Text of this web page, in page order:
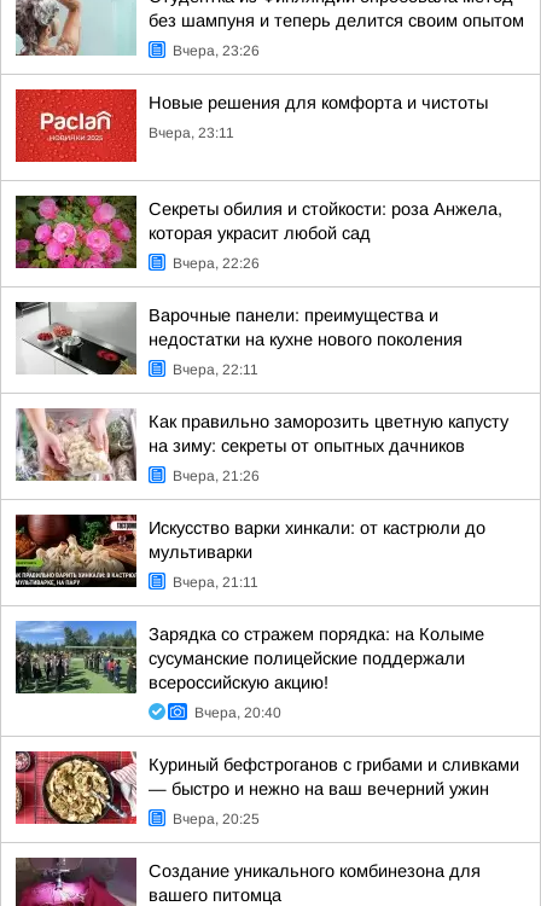
без шампуня и теперь делится своим опытом
Вчера, 23:26
Новые решения для комфорта и чистоты
Вчера, 23:11
Секреты обилия и стойкости: роза Анжела,
которая украсит любой сад
Вчера, 22:26
Варочные панели: преимущества и
недостатки на кухне нового поколения
Вчера, 22:11
Как правильно заморозить цветную капусту
на зиму: секреты от опытных дачников
Вчера, 21:26
Искусство варки хинкали: от кастрюли до
мультиварки
Вчера, 21:11
Зарядка со стражем порядка: на Колыме
сусуманские полицейские поддержали
всероссийскую акцию!
Вчера, 20:40
Куриный бефстроганов с грибами и сливками
— быстро и нежно на ваш вечерний ужин
Вчера, 20:25
Создание уникального комбинезона для
вашего питомца